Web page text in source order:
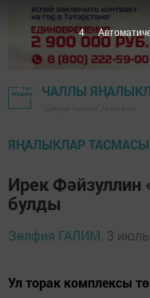
ЧАЛЛЫ
ЯҢАЛЫКЛАР ТАСМАСЫ
Ирек Фәйзуллин
булды
Зөлфия ГАЛИМ, 3
Ул торак комплексы
2